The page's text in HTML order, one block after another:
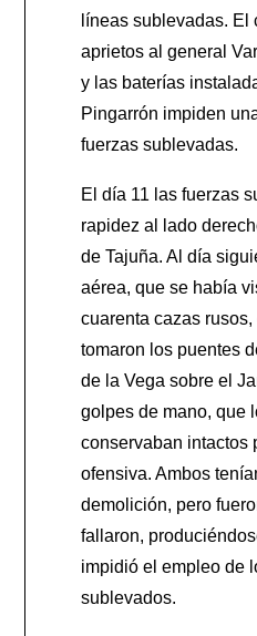
líneas sublevadas. El
aprietos al general
y las baterías
Pingarrón impiden
fuerzas sublevadas.
El día 11 las fuerzas
rapidez al lado
de Tajuña. Al día
aérea, que se había
cuarenta cazas
tomaron los puentes
de la Vega sobre el
golpes de mano, que
conservaban intactos
ofensiva. Ambos
demolición, pero
fallaron,
impidió el empleo de
sublevados.